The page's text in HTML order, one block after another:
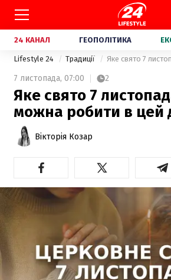
24 КАНАЛ ГЕОПОЛІТИКА
Lifestyle 24 Традиції
7 листопада, 07:00 2
Яке свято 7
можна робити в цей
Вікторія Козар